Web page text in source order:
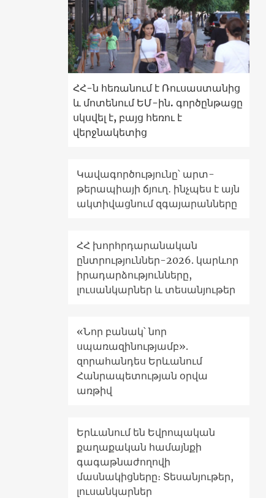
ՀՀ-ն հեռանում է Ռուսաստանից
և մոտենում ԵՄ-ին. գործընթացը
սկսվել է, բայց հեռու է
վերջնակետից
Կավագործությունը՝ արտ-
թերապիայի ճյուղ․ ինչպես է այն
ակտիվացնում զգայարանները
ՀՀ խորհրդարանական
ընտրություններ-2026. կարևոր
իրադարձությունները,
լուսանկարներ և տեսանյութեր
«Նոր բանակ՝ նոր
սպառազինությամբ».
զորահանդես Երևանում
Հանրապետության օրվա
առթիվ
Երևանում են Եվրոպական
քաղաքական համայնքի
գագաթնաժողովի
մասնակիցները։ Տեսանյութեր,
լուսանկարներ